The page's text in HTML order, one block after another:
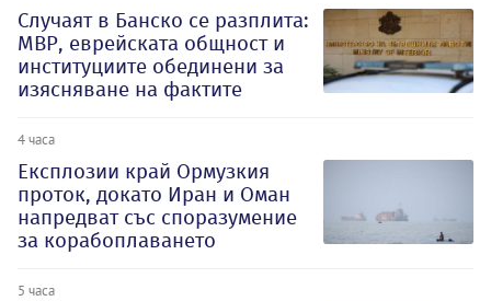
Случаят в Банско се разплита:
МВР, еврейската общност и
институциите обединени за
изясняване на фактите
4 часа
Експлозии край Ормузкия
проток, докато Иран и Оман
напредват със споразумение
за корабоплаването
5 часа